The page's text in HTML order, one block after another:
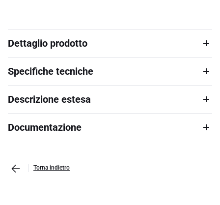
Dettaglio prodotto
Specifiche tecniche
Descrizione estesa
Documentazione
Torna indietro